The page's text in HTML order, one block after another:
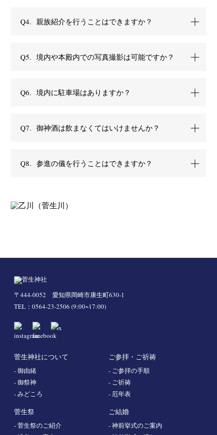
Q4. 親族紹介を行うことはできますか？
Q5. 境内や本殿内での写真撮影は可能ですか？
Q6. 境内に駐車場はありますか？
Q7. 御神酒は飲まなくてはいけませんか？
Q8. 参進の儀を行うことはできますか？
〒444-0052 愛知県岡崎市康生町630-1
TEL：0564-23-2506 (9:00~17:00)
菅生神社について
- 御由緒
- 御祭神
- みどころ
菅生祭
- 菅生祭のご紹介
ご参拝・ご祈祷
- ご参拝の手順
- ご祈祷
- 厄年表
ご結婚
- 神前挙式のご案内